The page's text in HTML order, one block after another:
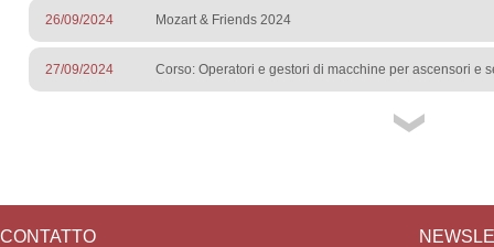
26/09/2024 Mozart & Friends 2024
27/09/2024 Corso: Operatori e gestori di macchine per ascensori e
CONTATTO